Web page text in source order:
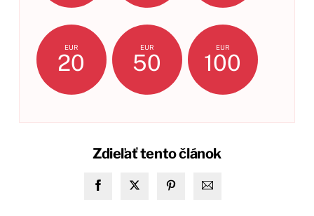
EUR
20
EUR
50
EUR
100
Zdieľať tento článok